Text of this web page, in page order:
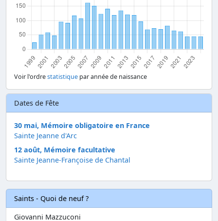
Voir l'ordrestatistique par année de naissance
Dates de Fête
30 mai, Mémoire obligatoire en France
Sainte Jeanne d'Arc
12 août, Mémoire facultative
Sainte Jeanne-Françoise de Chantal
Saints - Quoi de neuf ?
Giovanni Mazzuconi